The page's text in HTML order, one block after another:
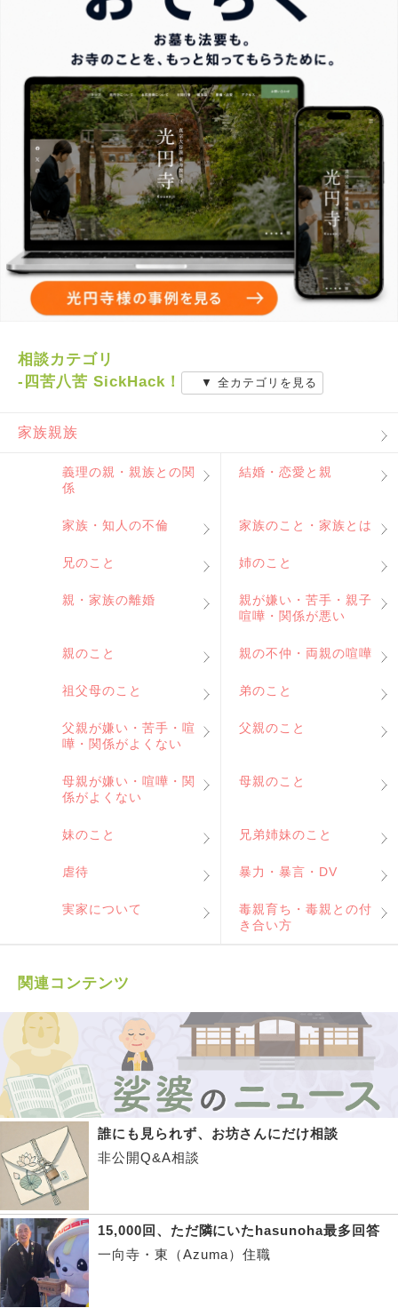
相談カテゴリ
-四苦八苦 SickHack！
▼ 全カテゴリを見る
家族親族
義理の親・親族との関
係
結婚・恋愛と親
家族・知人の不倫 家族のこと・家族とは
兄のこと 姉のこと
親・家族の離婚
親が嫌い・苦手・親子
喧嘩・関係が悪い
親のこと 親の不仲・両親の喧嘩
祖父母のこと 弟のこと
父親が嫌い・苦手・喧
嘩・関係がよくない
父親のこと
母親が嫌い・喧嘩・関
係がよくない
母親のこと
妹のこと 兄弟姉妹のこと
虐待 暴力・暴言・DV
実家について
毒親育ち・毒親との付
き合い方
関連コンテンツ
誰にも見られず、お坊さんにだけ相談
非公開Q&A相談
15,000回、ただ隣にいたhasunoha最多回答
一向寺・東（Azuma）住職